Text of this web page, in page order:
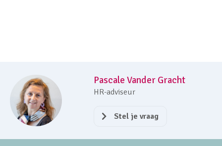
Pascale Vander Gracht
HR-adviseur
Stel je vraag